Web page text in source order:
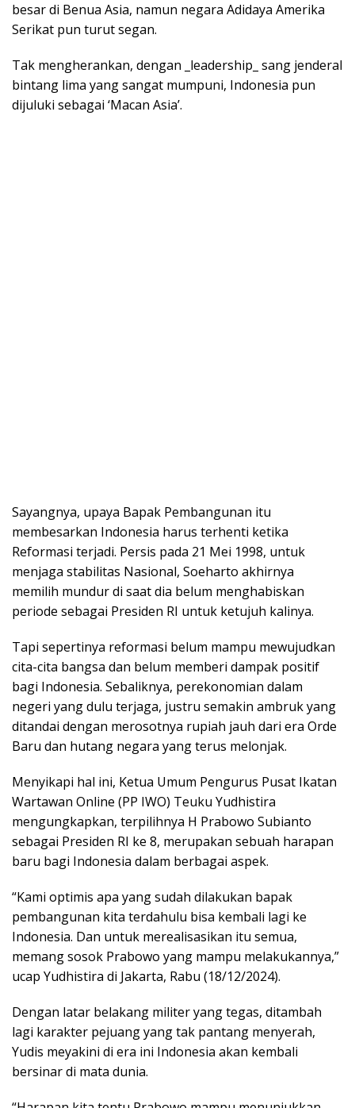
besar di Benua Asia, namun negara Adidaya Amerika
Serikat pun turut segan.
Tak mengherankan, dengan _leadership_ sang jenderal
bintang lima yang sangat mumpuni, Indonesia pun
dijuluki sebagai ‘Macan Asia’.
Sayangnya, upaya Bapak Pembangunan itu
membesarkan Indonesia harus terhenti ketika
Reformasi terjadi. Persis pada 21 Mei 1998, untuk
menjaga stabilitas Nasional, Soeharto akhirnya
memilih mundur di saat dia belum menghabiskan
periode sebagai Presiden RI untuk ketujuh kalinya.
Tapi sepertinya reformasi belum mampu mewujudkan
cita-cita bangsa dan belum memberi dampak positif
bagi Indonesia. Sebaliknya, perekonomian dalam
negeri yang dulu terjaga, justru semakin ambruk yang
ditandai dengan merosotnya rupiah jauh dari era Orde
Baru dan hutang negara yang terus melonjak.
Menyikapi hal ini, Ketua Umum Pengurus Pusat Ikatan
Wartawan Online (PP IWO) Teuku Yudhistira
mengungkapkan, terpilihnya H Prabowo Subianto
sebagai Presiden RI ke 8, merupakan sebuah harapan
baru bagi Indonesia dalam berbagai aspek.
“Kami optimis apa yang sudah dilakukan bapak
pembangunan kita terdahulu bisa kembali lagi ke
Indonesia. Dan untuk merealisasikan itu semua,
memang sosok Prabowo yang mampu melakukannya,”
ucap Yudhistira di Jakarta, Rabu (18/12/2024).
Dengan latar belakang militer yang tegas, ditambah
lagi karakter pejuang yang tak pantang menyerah,
Yudis meyakini di era ini Indonesia akan kembali
bersinar di mata dunia.